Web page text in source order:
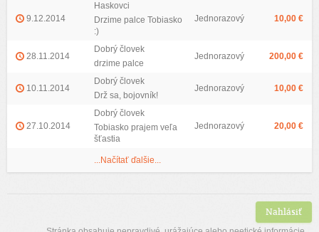
9.12.2014
Haskovci
Drzime palce Tobiasko
:)
Jednorazový 10,00 €
28.11.2014
Dobrý človek
drzime palce
Jednorazový 200,00 €
10.11.2014
Dobrý človek
Drž sa, bojovník!
Jednorazový 10,00 €
27.10.2014
Dobrý človek
Tobiasko prajem veľa
šťastia
Jednorazový 20,00 €
...Načítať ďalšie...
Nahlásiť